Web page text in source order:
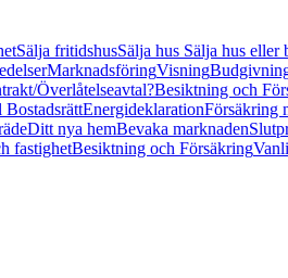
Sälja fritidshusSälja hus Sälja hus eller
MarknadsföringVisning
Överlåtelseavtal?Besiktning och
BostadsrättEnergideklarationFörsäkring
Ditt nya hemBevaka marknaden
fastighetBesiktning och Försäkring